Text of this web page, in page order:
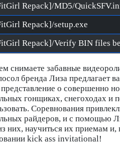
Repack]/MD5/
Repack]/setup.exe
снимаете забавные
бренда Лиза предлагает
о совершенно
гонщиках, снегоходах и
Соревнования
райдеров, и с помощью
них, научиться их приемам
kick ass invitational!